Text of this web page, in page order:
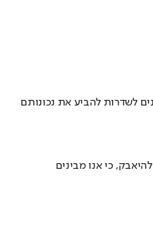
לשדרות להביע את נכונותם
כי אנו מבינים